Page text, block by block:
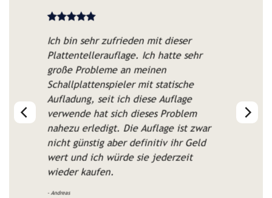
Ich bin sehr zufrieden mit dieser
Plattentellerauflage. Ich hatte sehr
große Probleme an meinen
Schallplattenspieler mit statische
Aufladung, seit ich diese Auflage
verwende hat sich dieses Problem
nahezu erledigt. Die Auflage ist zwar
nicht günstig aber definitiv ihr Geld
wert und ich würde sie jederzeit
wieder kaufen.
- Andreas